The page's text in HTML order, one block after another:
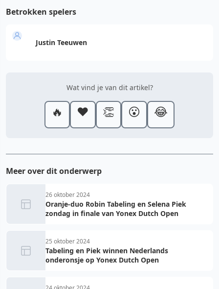
Betrokken spelers
Justin Teeuwen
Wat vind je van dit artikel?
🔥 ❤️ 👏 😮 😂
Meer over dit onderwerp
26 oktober 2024
Oranje-duo Robin Tabeling en Selena Piek
zondag in finale van Yonex Dutch Open
25 oktober 2024
Tabeling en Piek winnen Nederlands
onderonsje op Yonex Dutch Open